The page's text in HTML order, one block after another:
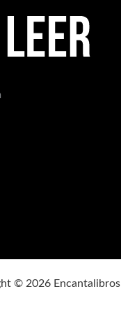
© 2026 Encantalibros